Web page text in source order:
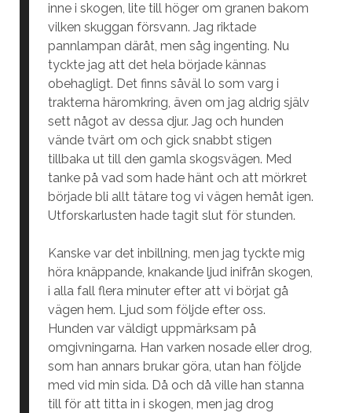
inne i skogen, lite till höger om granen bakom
vilken skuggan försvann. Jag riktade
pannlampan däråt, men såg ingenting. Nu
tyckte jag att det hela började kännas
obehagligt. Det finns såväl lo som varg i
trakterna häromkring, även om jag aldrig själv
sett något av dessa djur. Jag och hunden
vände tvärt om och gick snabbt stigen
tillbaka ut till den gamla skogsvägen. Med
tanke på vad som hade hänt och att mörkret
började bli allt tätare tog vi vägen hemåt igen.
Utforskarlusten hade tagit slut för stunden.
Kanske var det inbillning, men jag tyckte mig
höra knäppande, knakande ljud inifrån skogen,
i alla fall flera minuter efter att vi börjat gå
vägen hem. Ljud som följde efter oss.
Hunden var väldigt uppmärksam på
omgivningarna. Han varken nosade eller drog,
som han annars brukar göra, utan han följde
med vid min sida. Då och då ville han stanna
till för att titta in i skogen, men jag drog